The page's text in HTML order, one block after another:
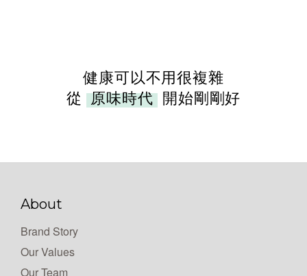
健康可以不用很複雜
從原味時代 開始剛剛好
About
Brand Story
Our Values
Our Team